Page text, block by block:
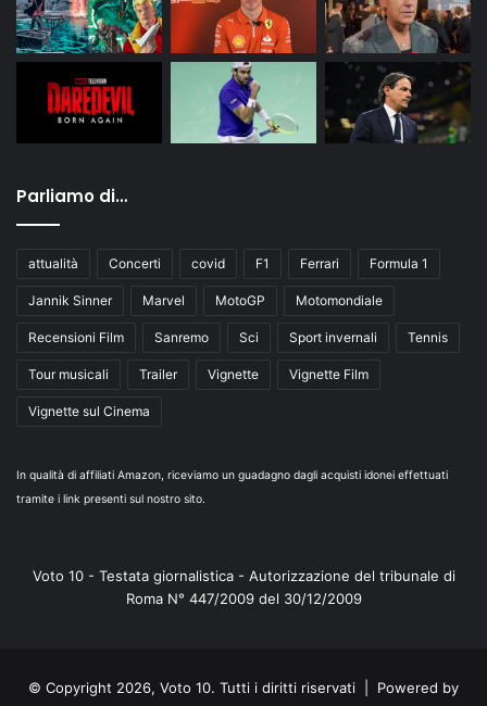
Parliamo di…
attualità Concerti covid F1 Ferrari Formula 1
Jannik Sinner Marvel MotoGP Motomondiale
Recensioni Film Sanremo Sci Sport invernali Tennis
Tour musicali Trailer Vignette Vignette Film
Vignette sul Cinema
In qualità di affiliati Amazon, riceviamo un guadagno dagli acquisti idonei effettuati
tramite i link presenti sul nostro sito.
Voto 10 - Testata giornalistica - Autorizzazione del tribunale di
Roma N° 447/2009 del 30/12/2009
© Copyright 2026, Voto 10. Tutti i diritti riservati | Powered by